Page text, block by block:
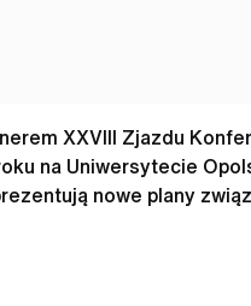
XXVIII Zjazdu
na Uniwersytecie
nowe plany